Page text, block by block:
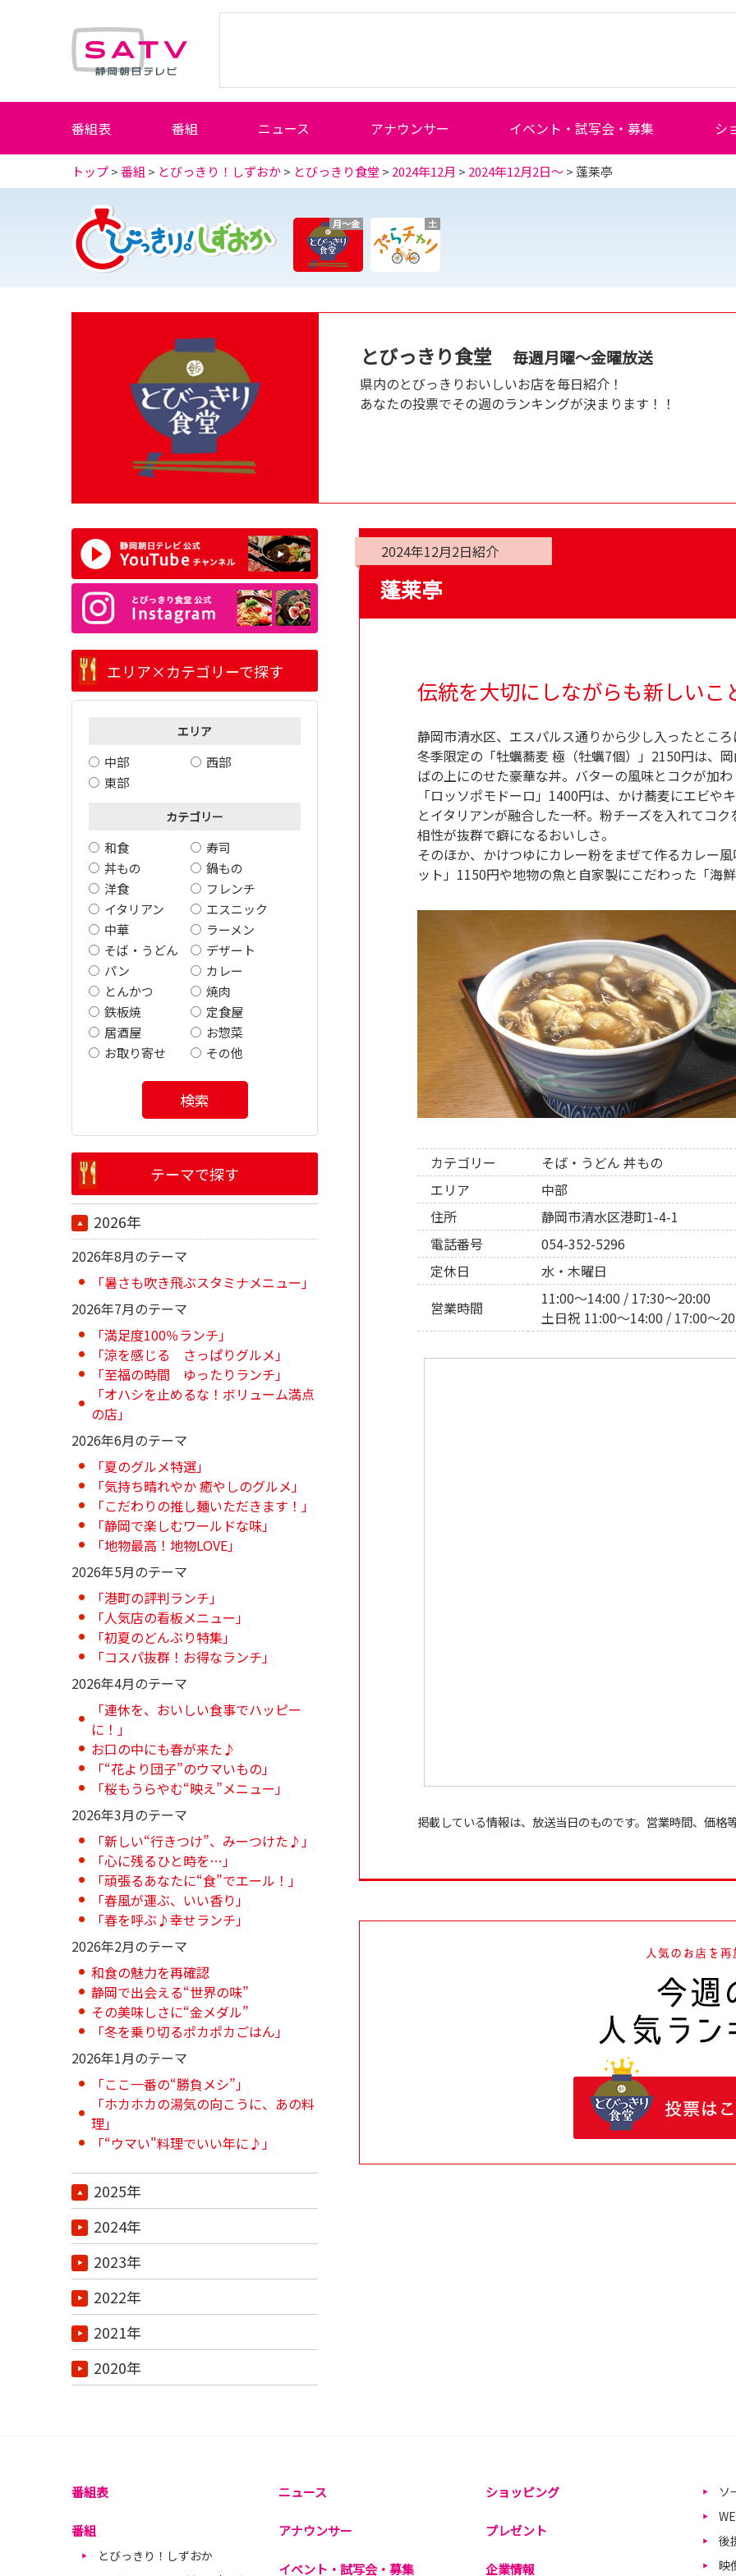
番組表 番組 ニュース アナウンサー イベント・試写会・募集 シ
トップ>番組 > とびっきり！しずおか> とびっきり食堂 > 2024年12月 > 2024年12月2日～> 蓬莱亭
月～金 土
とびっきり食堂 毎週月曜～金曜放送
県内のとびっきりおいしいお店を毎日紹介！
あなたの投票でその週のランキングが決まります！！
2024年12月2日紹介
蓬莱亭
伝統を大切にしながらも新しい
静岡市清水区、エスパルス通りから少し入ったとこ
冬季限定の「牡蠣蕎麦 極（牡蠣7個）」2150円は、
ばの上にのせた豪華な丼。バターの風味とコクが加
「ロッソポモドーロ」1400円は、かけ蕎麦にエビや
とイタリアンが融合した一杯。粉チーズを入れてコ
相性が抜群で癖になるおいしさ。
そのほか、かけつゆにカレー粉をまぜて作るカレー
ット」1150円や地物の魚と自家製にこだわった「海
カテゴリー そば・うどん 丼もの
エリア
中部
住所
静岡市清水区港町1-4-1
電話番号
054-352-5296
定休日
水・木曜日
営業時間
11:00〜14:00 / 17:30〜20:00
土日祝 11:00〜14:00 / 17:00〜
掲載している情報は、放送当日のものです。営業時間、価格
エリア×カテゴリーで探す
エリア
中部
西部
東部
カテゴリー
和食
寿司
丼もの
鍋もの
洋食
フレンチ
イタリアン
エスニック
中華
ラーメン
そば・うどん
デザート
パン
カレー
とんかつ
焼肉
鉄板焼
定食屋
居酒屋
お惣菜
お取り寄せ
その他
検索
テーマで探す
2026年
2026年8月のテーマ
「暑さも吹き飛ぶスタミナメニュー」
2026年7月のテーマ
「満足度100％ランチ」
「涼を感じる さっぱりグルメ」
「至福の時間 ゆったりランチ」
「オハシを止めるな！ボリューム満点
の店」
2026年6月のテーマ
「夏のグルメ特選」
「気持ち晴れやか 癒やしのグルメ」
「こだわりの推し麺いただきます！」
「静岡で楽しむワールドな味」
「地物最高！地物LOVE」
2026年5月のテーマ
「港町の評判ランチ」
「人気店の看板メニュー」
「初夏のどんぶり特集」
「コスパ抜群！お得なランチ」
2026年4月のテーマ
「連休を、おいしい食事でハッピー
に！」
お口の中にも春が来た♪
「“花より団子”のウマいもの」
「桜もうらやむ“映え”メニュー」
2026年3月のテーマ
「新しい“行きつけ”、みーつけた♪」
「心に残るひと時を…」
「頑張るあなたに“食”でエール！」
「春風が運ぶ、いい香り」
「春を呼ぶ♪幸せランチ」
2026年2月のテーマ
和食の魅力を再確認
静岡で出会える“世界の味”
その美味しさに“金メダル”
「冬を乗り切るポカポカごはん」
2026年1月のテーマ
「ここ一番の“勝負メシ”」
「ホカホカの湯気の向こうに、あの料
理」
「“ウマい"料理でいい年に♪」
2025年
2024年
2023年
2022年
2021年
2020年
番組表
番組
とびっきり！しずおか
ニュース
アナウンサー
イベント・試写会・募集
ショッピング
プレゼント
企業情報
ソ
後
映